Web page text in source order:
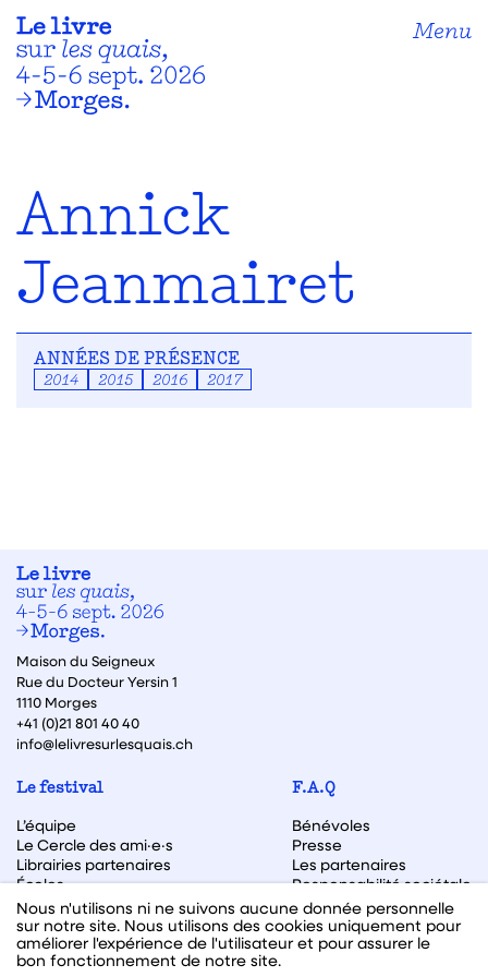
Menu
Annick
Jeanmairet
ANNÉES DE PRÉSENCE
2014 2015 2016 2017
Maison du Seigneux
Rue du Docteur Yersin 1
1110 Morges
+41 (0)21 801 40 40
info@lelivresurlesquais.ch
Le festival
L’équipe
Le Cercle des ami·e·s
Librairies partenaires
Écoles
F.A.Q
Bénévoles
Presse
Les partenaires
Responsabilité sociétale
Archive des éditions
Archive des autrices et auteurs
Nous n'utilisons ni ne suivons aucune donnée personnelle
sur notre site. Nous utilisons des cookies uniquement pour
améliorer l'expérience de l'utilisateur et pour assurer le
bon fonctionnement de notre site.